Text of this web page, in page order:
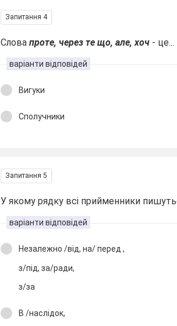
Запитання 4
Словапроте, через те що, але, хоч - це...
варіанти відповідей
Вигуки
Сполучники
Запитання 5
У якому рядку всі прийменники
варіанти відповідей
Незалежно /від, на/ перед ,
з/під, за/ради,
з/за
В /наслідок,